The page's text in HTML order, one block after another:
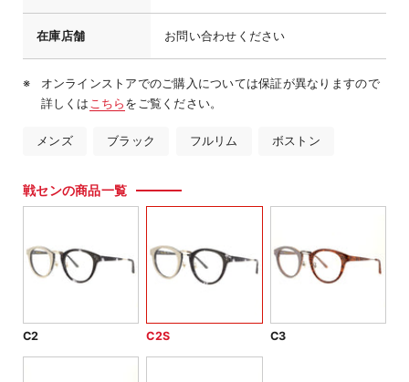
在庫店舗 お問い合わせください
オンラインストアでのご購入については保証が異なりますので
詳しくは こちらをご覧ください。
メンズ ブラック フルリム ボストン
戦センの商品一覧
C2 C2S C3